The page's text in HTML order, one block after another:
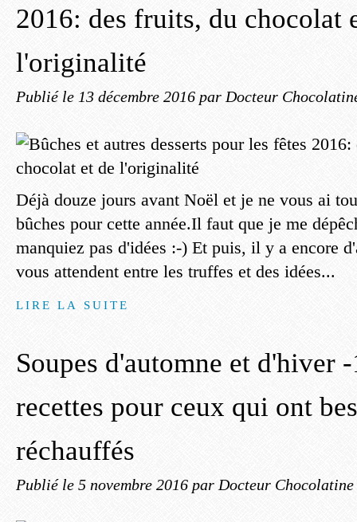
2016: des fruits, du chocolat
l'originalité
Publié le 13 décembre 2016 par Docteur
Déjà douze jours avant Noël et je ne vous ai
bûches pour cette année.Il faut que je me
manquiez pas d'idées :-) Et puis, il y a encore
vous attendent entre les truffes et des idées...
LIRE LA SUITE
Soupes d'automne et d'hiver
recettes pour ceux qui ont
réchauffés
Publié le 5 novembre 2016 par Docteur Chocolatine